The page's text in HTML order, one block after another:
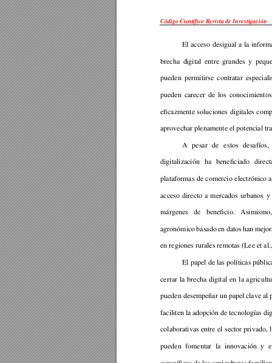
Código Científico Revista de Investigación
El acceso desigual a la i
brecha digital entre grandes y
pueden permitirse contratar
pueden carecer de los
eficazmente soluciones digitales
aprovechar plenamente el potencial
A pesar de estos desafíos,
digitalización ha beneficiado
plataformas de comercio electrónico
acceso directo a mercados urbanos y
márgenes
de beneficio.
agronómico basado en datos han
en regiones rurales remotas (Lee et
El papel de las políticas
cerrar la brecha digital en la agri
pueden desempeñar un papel clave al
faciliten la adopción de tecnologías
colaborativas entre el sector privado,
pueden fomentar la innovación y